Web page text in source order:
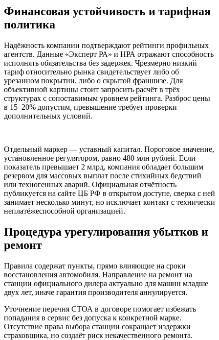
Финансовая устойчивость и тарифная
политика
Надёжность компании подтверждают рейтинги профильных
агентств. Данные «Эксперт РА» и НРА отражают способность
исполнять обязательства без задержек. Чрезмерно низкий
тариф относительно рынка свидетельствует либо об
урезанном покрытии, либо о скрытой франшизе. Для
объективной картины стоит запросить расчёт в трёх
структурах с сопоставимым уровнем рейтинга. Разброс цены
в 15–20% допустим, превышение требует проверки
дополнительных условий.
Отдельный маркер — уставный капитал. Пороговое значение,
установленное регулятором, равно 480 млн рублей. Если
показатель превышает 2 млрд, компания обладает большим
резервом для массовых выплат после стихийных бедствий
или техногенных аварий. Официальная отчётность
публикуется на сайте ЦБ РФ в открытом доступе, сверка с ней
занимает несколько минут, но исключает контакт с технически
неплатёжеспособной организацией.
Процедура урегулирования убытков и
ремонт
Правила содержат пункты, прямо влияющие на сроки
восстановления автомобиля. Направление на ремонт на
станции официального дилера актуально для машин младше
двух лет, иначе гарантия производителя аннулируется.
Уточнение перечня СТОА в договоре помогает избежать
попадания в сервис без допуска к конкретной марке.
Отсутствие права выбора станции сокращает издержки
страховщика, но создаёт риск некачественного ремонта.